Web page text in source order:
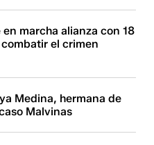
marcha alianza con 18
el crimen
Medina, hermana de
Malvinas